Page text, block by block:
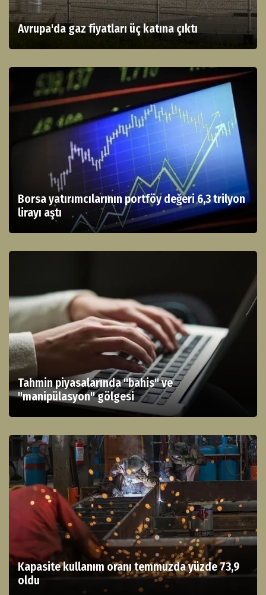
Avrupa'da gaz fiyatları üç katına çıktı
Borsa yatırımcılarının portföy değeri 6,3 trilyon
lirayı aştı
Tahmin piyasalarında "bahis" ve
"manipülasyon" gölgesi
Kapasite kullanım oranı temmuzda yüzde 73,9
oldu